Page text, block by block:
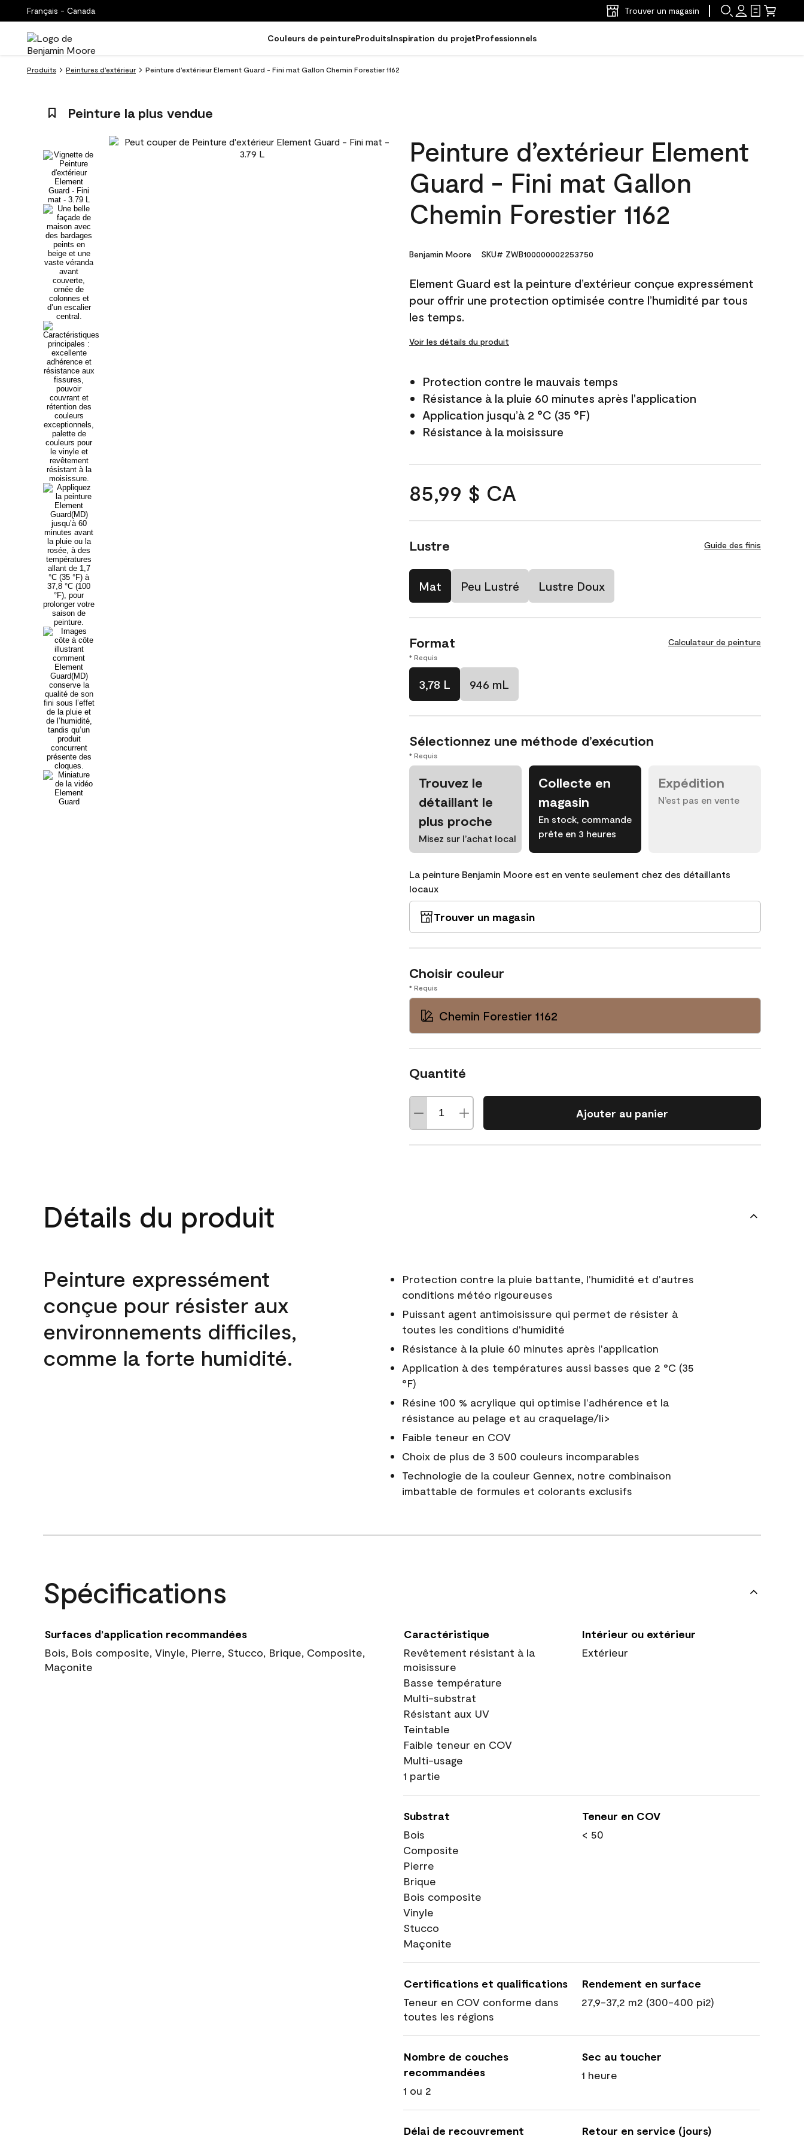
Français - Canada Trouver un magasin
Couleurs de peintureProduitsInspiration du projetProfessionnels
Produits Peintures d’extérieur Peinture d’extérieur Element Guard - Fini mat Gallon Chemin Forestier 1162
Peinture la plus vendue
Peinture d’extérieur Element
Guard - Fini mat Gallon
Chemin Forestier 1162
Benjamin Moore SKU# ZWB100000002253750
Element Guard est la peinture d’extérieur conçue expressément
pour offrir une protection optimisée contre l’humidité par tous
les temps.
Voir les détails du produit
Protection contre le mauvais temps
Résistance à la pluie 60 minutes après l'application
Application jusqu’à 2 °C (35 °F)
Résistance à la moisissure
85,99 $ CA
Lustre Guide des finis
Mat Peu Lustré Lustre Doux
Format Calculateur de peinture
* Requis
3,78 L 946 mL
Sélectionnez une méthode d’exécution
* Requis
Trouvez le
détaillant le
plus proche
Misez sur l’achat local
Collecte en
magasin
En stock, commande
prête en 3 heures
Expédition
N’est pas en vente
La peinture Benjamin Moore est en vente seulement chez des détaillants
locaux
Trouver un magasin
Choisir couleur
* Requis
Chemin Forestier 1162
Quantité
Ajouter au panier
Détails du produit
Peinture expressément
conçue pour résister aux
environnements difficiles,
comme la forte humidité.
Protection contre la pluie battante, l'humidité et d'autres
conditions météo rigoureuses
Puissant agent antimoisissure qui permet de résister à
toutes les conditions d'humidité
Résistance à la pluie 60 minutes après l'application
Application à des températures aussi basses que 2 °C (35
°F)
Résine 100 % acrylique qui optimise l'adhérence et la
résistance au pelage et au craquelage/li>
Faible teneur en COV
Choix de plus de 3 500 couleurs incomparables
Technologie de la couleur Gennex, notre combinaison
imbattable de formules et colorants exclusifs
Spécifications
Surfaces d’application recommandées
Bois, Bois composite, Vinyle, Pierre, Stucco, Brique, Composite,
Maçonite
Caractéristique
Revêtement résistant à la
moisissure
Basse température
Multi-substrat
Résistant aux UV
Teintable
Faible teneur en COV
Multi-usage
1 partie
Intérieur ou extérieur
Extérieur
Substrat
Bois
Composite
Pierre
Brique
Bois composite
Vinyle
Stucco
Maçonite
Teneur en COV
< 50
Certifications et qualifications
Teneur en COV conforme dans
toutes les régions
Rendement en surface
27,9-37,2 m2 (300-400 pi2)
Nombre de couches
recommandées
1 ou 2
Sec au toucher
1 heure
Délai de recouvrement
Retour en service (jours)